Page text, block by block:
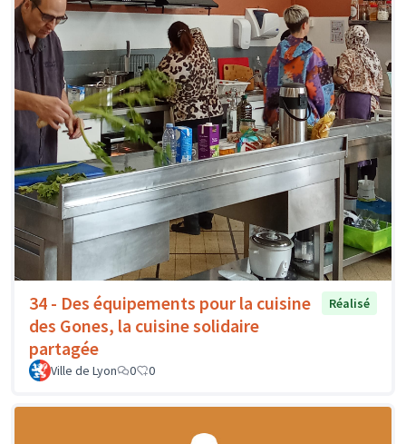
34 - Des équipements pour la cuisine
des Gones, la cuisine solidaire
partagée
Réalisé
Ville de Lyon 0 0